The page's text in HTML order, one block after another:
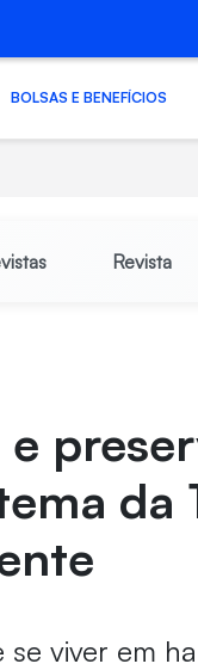
BOLSAS E BENEFÍCIOS
Revista
da
se viver em